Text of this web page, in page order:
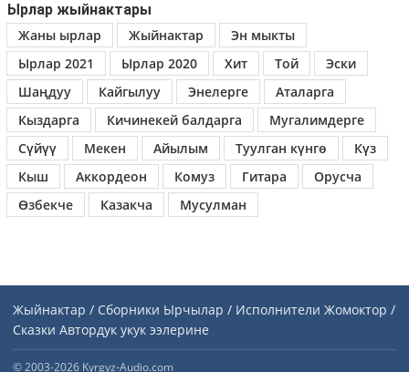
Ырлар жыйнактары
Жаны ырлар
Жыйнактар
Эн мыкты
Ырлар 2021
Ырлар 2020 Хит Той
Эски
Шаңдуу
Кайгылуу Энелерге
Аталарга
Кыздарга
Кичинекей балдарга
Мугалимдерге
Сүйүү
Мекен Айылым Туулган күнгө
Күз
Кыш
Аккордеон Комуз Гитара
Орусча
Өзбекче
Казакча Мусулман
Жыйнактар / Сборники Ырчылар / Исполнители Жомоктор /
Сказки Автордук укук ээлерине
© 2003-2026 Kyrgyz-Audio.com